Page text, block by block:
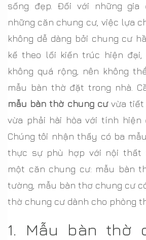
sống đẹp. Đối với những gia
những căn chung cư, việc lựa
không dễ dàng bởi chung cư
kế theo lối kiến trúc hiện đại,
không quá rộng, nên không
mẫu bàn thờ đặt trong nhà.
mẫu bàn thờ chung cưvừa tiết
vừa phải hài hòa với tính hiện
Chúng tôi nhận thấy có ba
thực sự phù hợp với nội thất
một căn chung cư: mẫu bàn
tường, mẫu bàn thơ chung cư
thờ chung cư dành cho phòng
1. Mẫu bàn thờ